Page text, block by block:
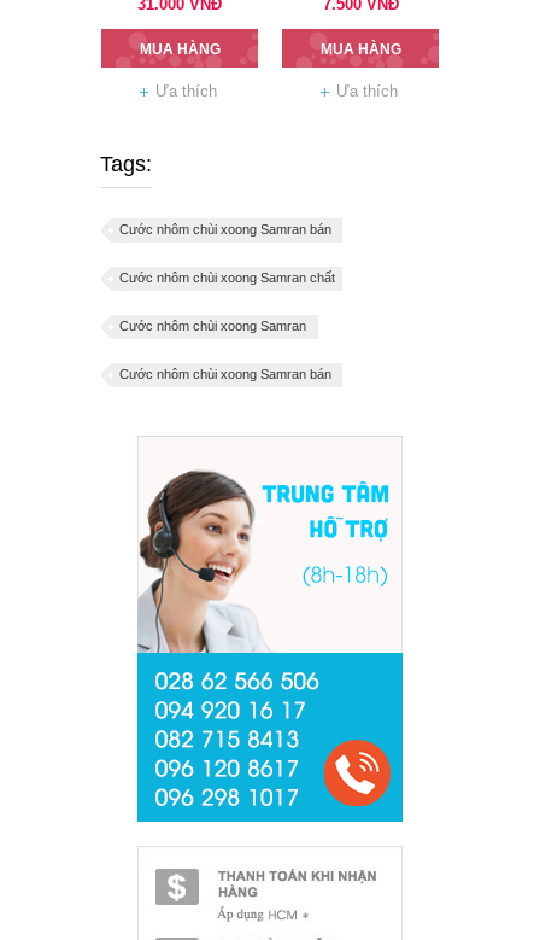
31.000 VNĐ
MUA HÀNG
Ưa thích
7.500 VNĐ
MUA HÀNG
Ưa thích
Tags:
Cước nhôm chùi xoong Samran bán
Cước nhôm chùi xoong Samran chất
Cước nhôm chùi xoong Samran
Cước nhôm chùi xoong Samran bán